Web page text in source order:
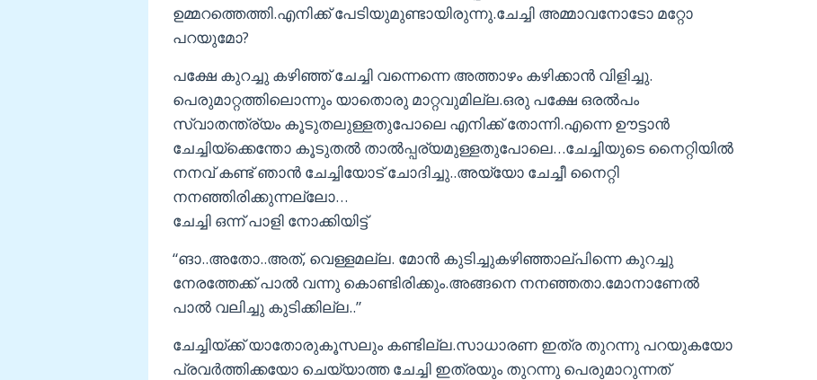
ഉമ്മറത്തെത്തി.എനിക്ക് പേടിയുമുണ്ടായിരുന്നു.ചേച്ചി അമ്മാവനോടോ മറ്റോ
പറയുമോ?
പക്ഷേ കുറച്ചു കഴിഞ്ഞ് ചേച്ചി വന്നെന്നെ അത്താഴം കഴിക്കാൻ വിളിച്ചു.
പെരുമാറ്റത്തിലൊന്നും യാതൊരു മാറ്റവുമില്ല.ഒരു പക്ഷേ ഒരൽപം
സ്വാതന്ത്ര്യം കൂടുതലുള്ളതുപോലെ എനിക്ക് തോന്നി.എന്നെ ഊട്ടാൻ
ചേച്ചിയ്ക്കെന്തോ കൂടുതൽ താൽപ്പര്യമുള്ളതുപോലെ…ചേച്ചിയുടെ നൈറ്റിയിൽ
നനവ് കണ്ട് ഞാൻ ചേച്ചിയോട് ചോദിച്ചു..അയ്യോ ചേച്ചീ നൈറ്റി
നനഞ്ഞിരിക്കുന്നല്ലോ…
ചേച്ചി ഒന്ന് പാളി നോക്കിയിട്ട്
“ങാ..അതോ..അത്, വെള്ളമല്ല. മോൻ കുടിച്ചുകഴിഞ്ഞാല്പിന്നെ കുറച്ചു
നേരത്തേക്ക് പാൽ വന്നു കൊണ്ടിരിക്കും.അങ്ങനെ നനഞ്ഞതാ.മോനാണേൽ
പാൽ വലിച്ചു കുടിക്കില്ല..”
ചേച്ചിയ്ക്ക് യാതോരുകൂസലും കണ്ടില്ല.സാധാരണ ഇത്ര തുറന്നു പറയുകയോ
പ്രവർത്തിക്കയോ ചെയ്യാത്ത ചേച്ചി ഇത്രയും തുറന്നു പെരുമാറുന്നത്